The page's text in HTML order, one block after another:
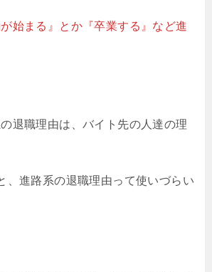
始まる』とか『卒業する』など進
退職理由は、バイト先の人達の理
、進路系の退職理由って使いづらい